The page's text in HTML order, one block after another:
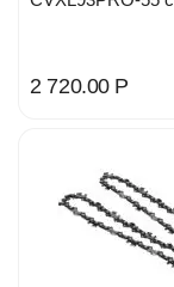
2 720.00 Р